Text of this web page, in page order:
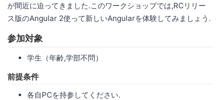
が間近に迫ってきました.このワークショップでは,RCリリー
ス版のAngular 2使って新しいAngularを体験してみましょう.
参加対象
学生（年齢,学部不問）
前提条件
各自PCを持参してください.